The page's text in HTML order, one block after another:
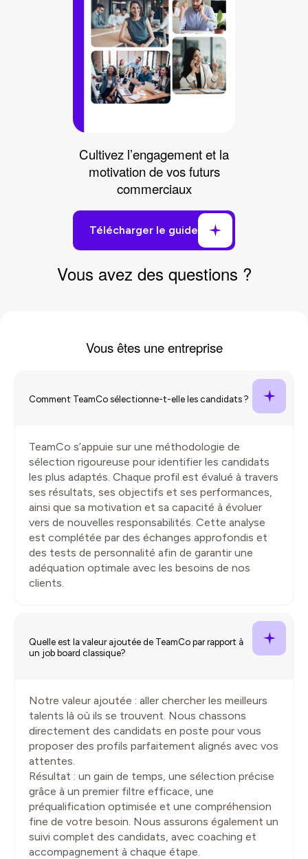
Cultivez l’engagement et la
motivation de vos futurs
commerciaux
Vous avez des questions ?
Vous êtes uneentreprise
Comment TeamCo sélectionne-t-elle les candidats ?
TeamCo s’appuie sur une méthodologie de
sélection rigoureuse pour identifier les candidats
les plus adaptés. Chaque profil est évalué à travers
ses résultats, ses objectifs et ses performances,
ainsi que sa motivation et sa capacité à évoluer
vers de nouvelles responsabilités. Cette analyse
est complétée par des échanges approfondis et
des tests de personnalité afin de garantir une
adéquation optimale avec les besoins de nos
clients.
Quelle est la valeur ajoutée de TeamCo par rapport à
un job board classique?
Notre valeur ajoutée : aller chercher les meilleurs
talents là où ils se trouvent. Nous chassons
directement des candidats en poste pour vous
proposer des profils parfaitement alignés avec vos
attentes.
Résultat : un gain de temps, une sélection précise
grâce à un premier filtre efficace, une
préqualification optimisée et une compréhension
fine de votre besoin. Nous assurons également un
suivi complet des candidats, avec coaching et
accompagnement à chaque étape.